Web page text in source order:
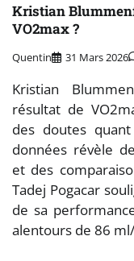
Kristian
VO2max ?
Quentin 31 Mars 2026
Kristian
résultat de
des doutes
données révèle
et des
Tadej Pogacar
de sa
alentours de 86